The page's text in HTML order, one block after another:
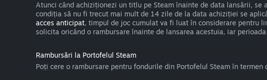
Atunci când achiziționezi un titlu pe Steam înainte de data lansării,
condiția să nu fi trecut mai mult de 14 zile de la data achiziției se
acces anticipat, timpul de joc cumulat va fi luat în considerare pentru
solicita oricând o rambursare înainte de lansarea acestuia, iar
Rambursări la Portofelul Steam
Poți cere o rambursare pentru fondurile din Portofelul Steam în